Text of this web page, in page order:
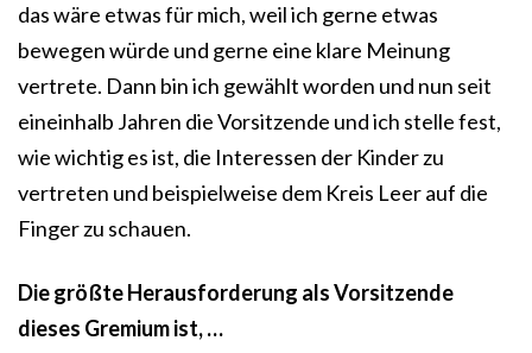
das wäre etwas für mich, weil ich gerne etwas
bewegen würde und gerne eine klare Meinung
vertrete. Dann bin ich gewählt worden und nun seit
eineinhalb Jahren die Vorsitzende und ich stelle fest,
wie wichtig es ist, die Interessen der Kinder zu
vertreten und beispielweise dem Kreis Leer auf die
Finger zu schauen.
Die größte Herausforderung als Vorsitzende
dieses Gremium ist, …